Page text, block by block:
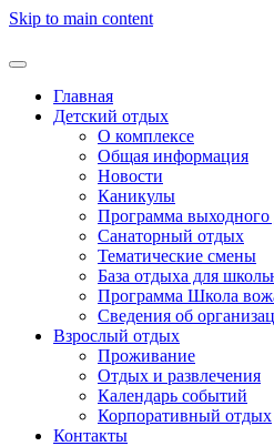
Skip to main content
Главная
Детский отдых
О комплексе
Общая информация
Новости
Каникулы
Программа выходного
Санаторный отдых
Тематические смены
База отдыха для
Программа Школа
Cведения об
Взрослый отдых
Проживание
Отдых и развлечения
Календарь событий
Корпоративный отдых
Контакты